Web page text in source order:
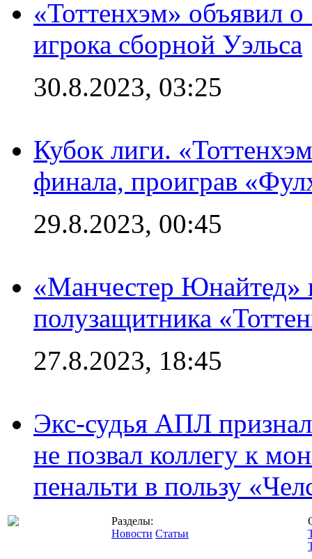
«Тоттенхэм» объявил
игрока сборной Уэльса
30.8.2023, 03:25
Кубок лиги.
финала, проиграв
29.8.2023, 00:45
«Манчестер Юнайтед»
полузащитника
27.8.2023, 18:45
Экс-судья АПЛ
не позвал коллегу к
пенальти в пользу
Разделы:
Новости Статьи